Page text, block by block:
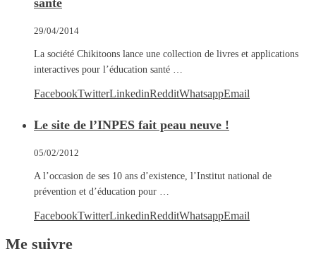
29/04/2014
La société Chikitoons lance une collection de livres et applications
interactives pour l’éducation santé …
FacebookTwitterLinkedinRedditWhatsappEmail
Le site de l’INPES fait peau neuve !
05/02/2012
A l’occasion de ses 10 ans d’existence, l’Institut national de
prévention et d’éducation pour …
FacebookTwitterLinkedinRedditWhatsappEmail
Me suivre